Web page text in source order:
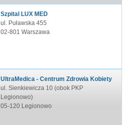
Szpital LUX MED
ul. Puławska 455
02-801 Warszawa
UltraMedica - Centrum Zdrowia Kobiety
ul. Sienkiewicza 10 (obok PKP
Legionowo)
05-120 Legionowo